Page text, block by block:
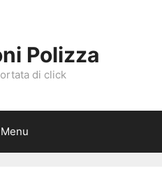
Polizza
di click
Menu